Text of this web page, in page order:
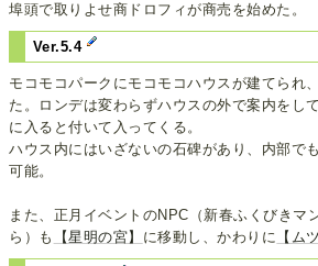
埠頭で取りよせ商ドロフィが商売を始めた。
Ver.5.4
モコモコパークにモコモコハウスが建てられ
た。ロンデは変わらずハウスの外で案内をし
に入ると付いて入ってくる。
ハウス内にはいざないの石碑があり、内部で
可能。
また、正月イベントのNPC（新春ふくびきマ
ら）も
【星明の宮】 に移動し、かわりに 【ム